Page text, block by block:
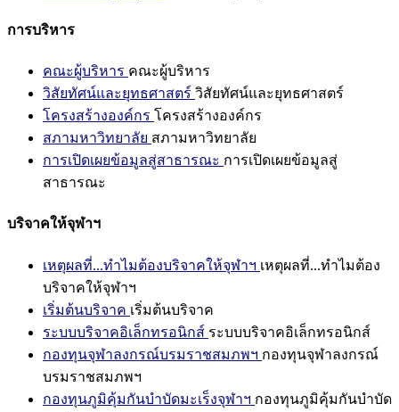
การบริหาร
คณะผู้บริหาร คณะผู้บริหาร
วิสัยทัศน์และยุทธศาสตร์ วิสัยทัศน์และยุทธศาสตร์
โครงสร้างองค์กร โครงสร้างองค์กร
สภามหาวิทยาลัย สภามหาวิทยาลัย
การเปิดเผยข้อมูลสู่สาธารณะ การเปิดเผยข้อมูลสู่
สาธารณะ
บริจาคให้จุฬาฯ
เหตุผลที่...ทำไมต้องบริจาคให้จุฬาฯ เหตุผลที่...ทำไมต้อง
บริจาคให้จุฬาฯ
เริ่มต้นบริจาค เริ่มต้นบริจาค
ระบบบริจาคอิเล็กทรอนิกส์ ระบบบริจาคอิเล็กทรอนิกส์
กองทุนจุฬาลงกรณ์บรมราชสมภพฯ กองทุนจุฬาลงกรณ์
บรมราชสมภพฯ
กองทุนภูมิคุ้มกันบำบัดมะเร็งจุฬาฯ กองทุนภูมิคุ้มกันบำบัด